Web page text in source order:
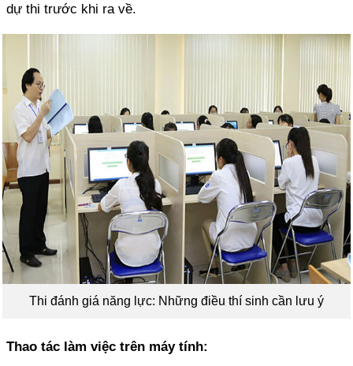
dự thi trước khi ra về.
Thi đánh giá năng lực: Những điều thí sinh cần lưu ý
Thao tác làm việc trên máy tính: